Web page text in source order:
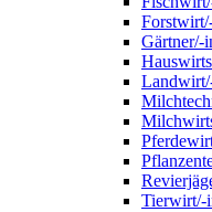
Gärtner/-
Tierwirt/-